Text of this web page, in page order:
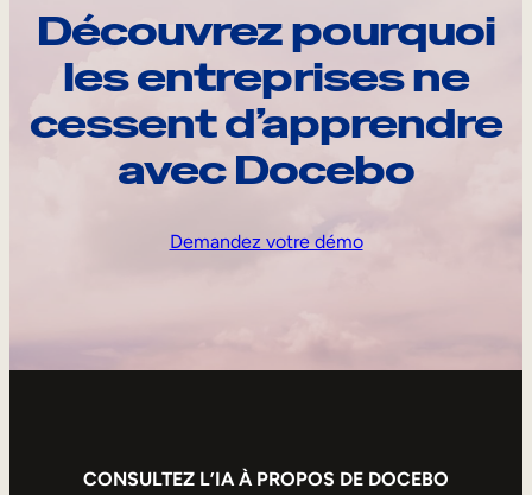
Découvrez pourquoi
les entreprises ne
cessent d’apprendre
avec Docebo
Demandez votre démo
CONSULTEZ L’IA À PROPOS DE DOCEBO